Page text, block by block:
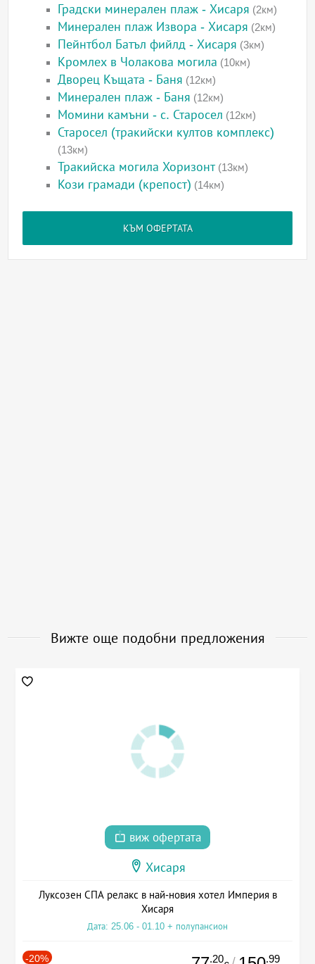
Градски минерален плаж - Хисаря (2км)
Минерален плаж Извора - Хисаря (2км)
Пейнтбол Батъл фийлд - Хисаря (3км)
Кромлех в Чолакова могила (10км)
Дворец Къщата - Баня (12км)
Минерален плаж - Баня (12км)
Момини камъни - с. Старосел (12км)
Старосел (тракийски култов комплекс)
(13км)
Тракийска могила Хоризонт(13км)
Кози грамади (крепост) (14км)
КЪМ ОФЕРТАТА
Вижте още подобни предложения
виж офертата
Хисаря
Луксозен СПА релакс в най-новия хотел Империя в
Хисаря
Дата: 25.06 - 01.10 + полупансион
-20% .20 .99